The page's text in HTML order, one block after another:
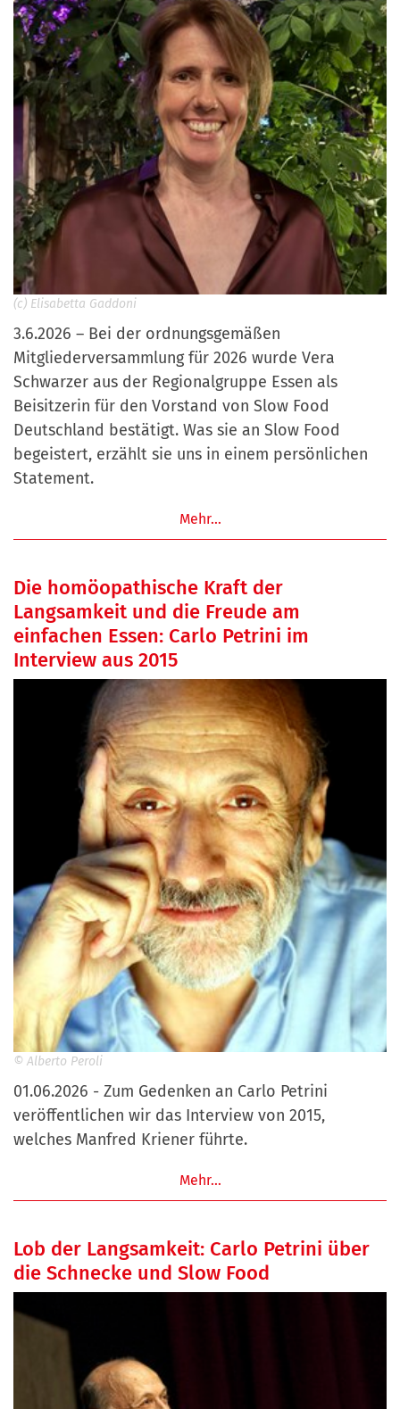
(c) Elisabetta Gaddoni
3.6.2026 – Bei der ordnungsgemäßen
Mitgliederversammlung für 2026 wurde Vera
Schwarzer aus der Regionalgruppe Essen als
Beisitzerin für den Vorstand von Slow Food
Deutschland bestätigt. Was sie an Slow Food
begeistert, erzählt sie uns in einem persönlichen
Statement.
Mehr…
Die homöopathische Kraft der
Langsamkeit und die Freude am
einfachen Essen: Carlo Petrini im
Interview aus 2015
© Alberto Peroli
01.06.2026 - Zum Gedenken an Carlo Petrini
veröffentlichen wir das Interview von 2015,
welches Manfred Kriener führte.
Mehr…
Lob der Langsamkeit: Carlo Petrini über
die Schnecke und Slow Food